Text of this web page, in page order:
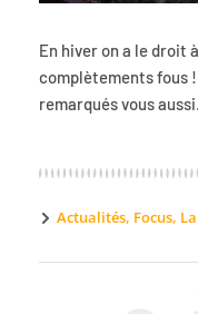
En hiver on a le droit
complètements fous !
remarqués vous aussi.
Actualités, Focus,